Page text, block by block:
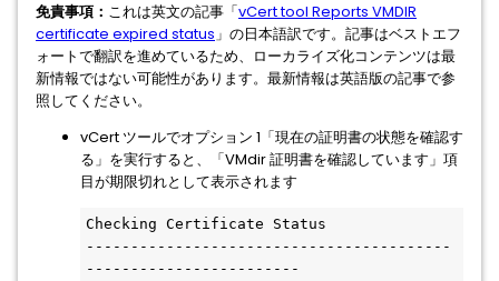
免責事項： これは英文の記事「vCert tool Reports VMDIR
certificate expired status」の日本語訳です。記事はベストエフ
ォートで翻訳を進めているため、ローカライズ化コンテンツは最
新情報ではない可能性があります。最新情報は英語版の記事で参
照してください。
vCert ツールでオプション 1「現在の証明書の状態を確認す
る」を実行すると、「VMdir 証明書を確認しています」項
目が期限切れとして表示されます
Checking Certificate Status
-----------------------------------------
------------------------